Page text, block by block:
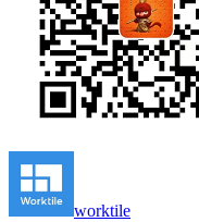
worktile